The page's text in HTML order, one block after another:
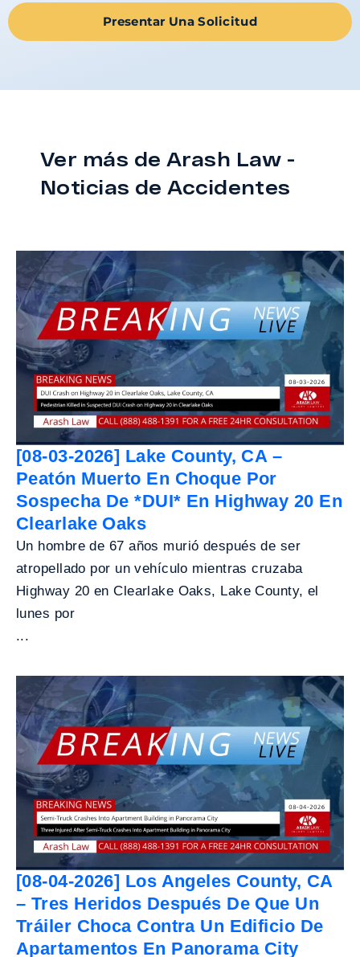
Presentar Una Solicitud
Ver más de Arash Law -
Noticias de Accidentes
[08-03-2026] Lake County, CA –
Peatón Muerto En Choque Por
Sospecha De *DUI* En Highway 20 En
Clearlake Oaks
Un hombre de 67 años murió después de ser
atropellado por un vehículo mientras cruzaba
Highway 20 en Clearlake Oaks, Lake County, el
lunes por
...
[08-04-2026] Los Angeles County, CA
– Tres Heridos Después De Que Un
Tráiler Choca Contra Un Edificio De
Apartamentos En Panorama City